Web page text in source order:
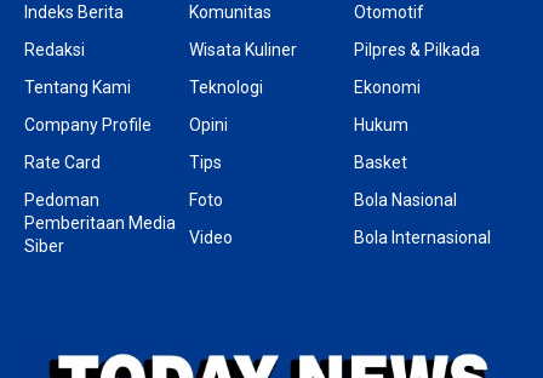
Indeks Berita
Redaksi
Tentang Kami
Company Profile
Rate Card
Pedoman
Pemberitaan Media
Siber
Komunitas
Wisata Kuliner
Teknologi
Opini
Tips
Foto
Video
Otomotif
Pilpres & Pilkada
Ekonomi
Hukum
Basket
Bola Nasional
Bola Internasional